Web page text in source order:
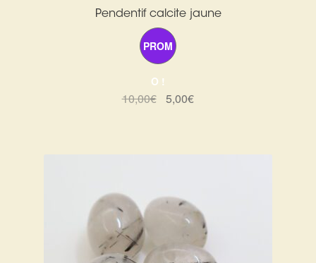
Pendentif calcite jaune
PROM
O !
10,00€ Le
5,00€Le